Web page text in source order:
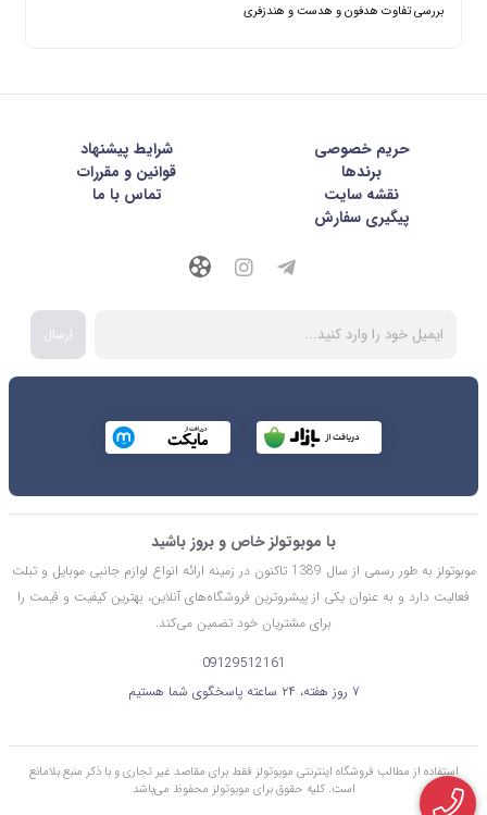
بررسی تفاوت هدفون و هدست و هندزفری
حریم خصوصی
شرايط پيشنهاد
برندها
قوانین و مقررات
نقشه سایت
تماس با ما
پیگیری سفارش
ارسال
با موبوتولز خاص و بروز باشید
موبوتولز به طور رسمی از سال 1389 تاکنون در زمینه ارائه انواع لوازم جانبی موبایل و تبلت
فعالیت دارد و به عنوان یکی از پیشروترین فروشگاه‌های آنلاین، بهترین کیفیت و قیمت را
برای مشتریان خود تضمین می‌کند.
09129512161
۷ روز هفته، ۲۴ ساعته پاسخگوی شما هستیم
استفاده از مطالب فروشگاه اینترنتی موبوتولز فقط برای مقاصد غیر تجاری و با ذکر منبع بلامانع
است. کليه حقوق برای موبوتولز محفوظ می‌باشد